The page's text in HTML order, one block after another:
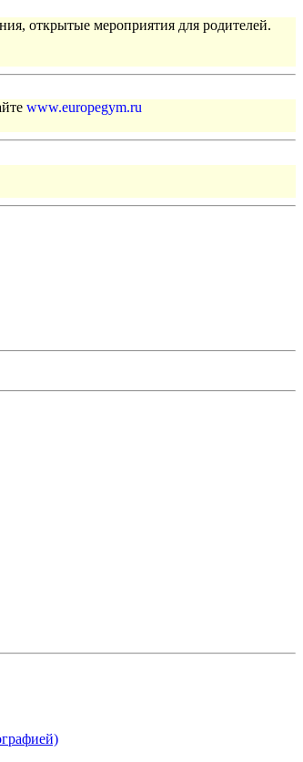
открытые мероприятия для родителей.
www.europegym.ru